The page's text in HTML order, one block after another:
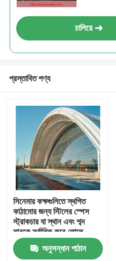
বাড়ি
চালিয়ে
প্রস্তাবিত পণ্য
সিনেমার কক্ষগুলিতে স্থগিত
কাঠামোর জন্য স্টিলের স্পেস
স্ট্রাকচার যা স্থান এবং শব্দ
মানকে সর্বাধিক করে তোলে
অনুসন্ধান পাঠান